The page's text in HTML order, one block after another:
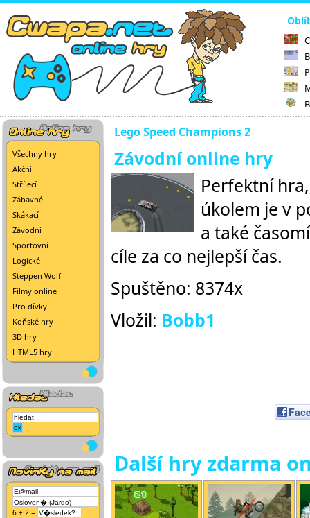
Všechny hry
Akční
Střílecí
Zábavné
Skákací
Závodní
Sportovní
Logické
Steppen Wolf
Filmy online
Pro dívky
Koňské hry
3D hry
HTML5 hry
6 + 2 =
Lego Speed Champions 2
Závodní online hry
Perfektní
úkolem je v
a také
cíle za co nejlepší čas.
Spuštěno: 8374x
Vložil: Bobb1
Další hry zdarma